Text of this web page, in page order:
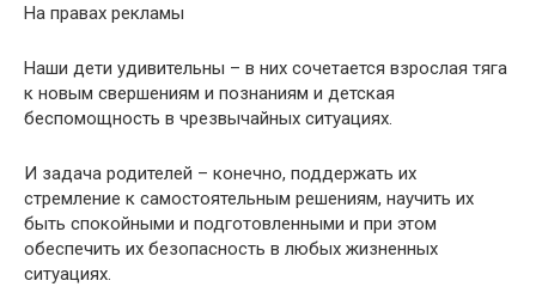
На правах рекламы
Наши дети удивительны – в них сочетается взрослая тяга
к новым свершениям и познаниям и детская
беспомощность в чрезвычайных ситуациях.
И задача родителей – конечно, поддержать их
стремление к самостоятельным решениям, научить их
быть спокойными и подготовленными и при этом
обеспечить их безопасность в любых жизненных
ситуациях.